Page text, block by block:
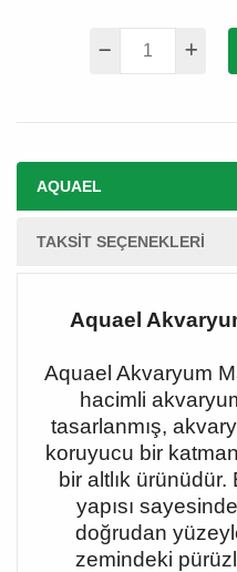
AQUAEL
TAKSIT SEÇENEKLERI
Aquael
Aquael Akvaryum
hacimli
tasarlanmış,
koruyucu bir
bir altlık
yapısı
doğrudan
zemindeki